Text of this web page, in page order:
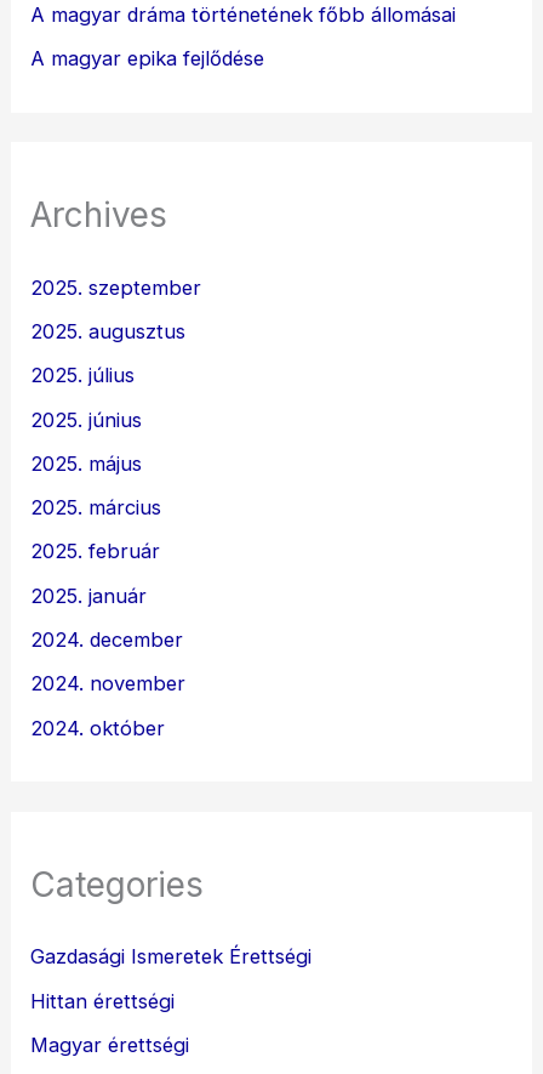
A magyar dráma történetének főbb állomásai
A magyar epika fejlődése
Archives
2025. szeptember
2025. augusztus
2025. július
2025. június
2025. május
2025. március
2025. február
2025. január
2024. december
2024. november
2024. október
Categories
Gazdasági Ismeretek Érettségi
Hittan érettségi
Magyar érettségi